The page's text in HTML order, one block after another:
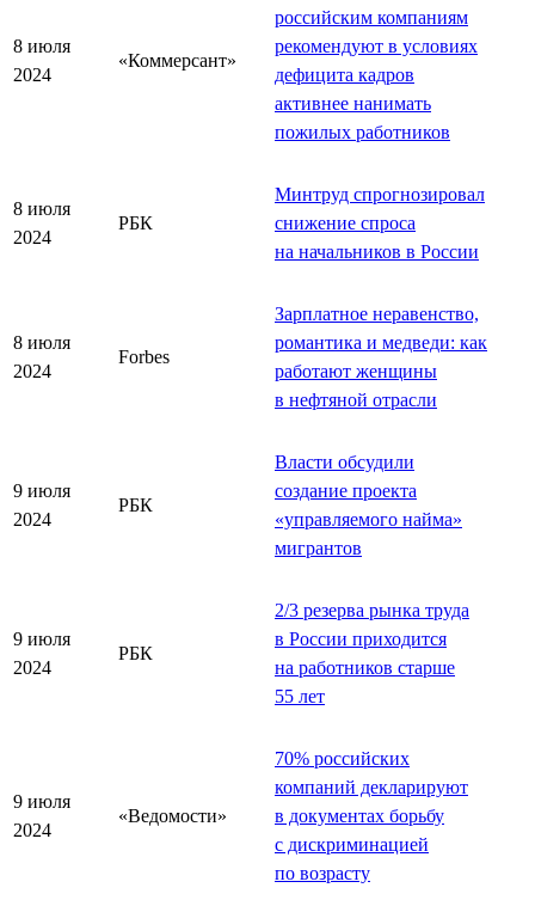
8 июля
2024
«Коммерсант»
российским компаниям
рекомендуют в условиях
дефицита кадров
активнее нанимать
пожилых работников
8 июля
2024
РБК
Минтруд спрогнозировал
снижение спроса
на начальников в России
8 июля
2024
Forbes
Зарплатное неравенство,
романтика и медведи: как
работают женщины
в нефтяной отрасли
9 июля
2024
РБК
Власти обсудили
создание проекта
«управляемого найма»
мигрантов
9 июля
2024
РБК
2/3 резерва рынка труда
в России приходится
на работников старше
55 лет
9 июля
2024
«Ведомости»
70% российских
компаний декларируют
в документах борьбу
с дискриминацией
по возрасту